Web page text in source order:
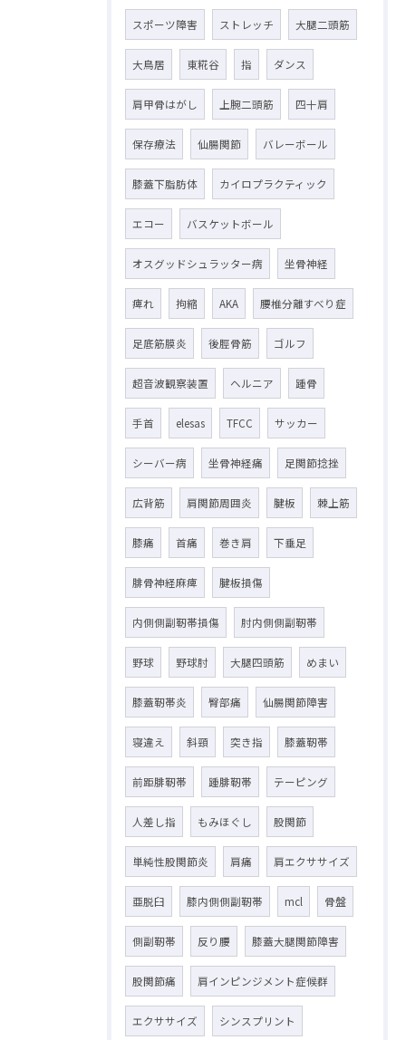
スポーツ障害 ストレッチ 大腿二頭筋
大鳥居 東糀谷 指 ダンス
肩甲骨はがし 上腕二頭筋 四十肩
保存療法 仙腸関節 バレーボール
膝蓋下脂肪体 カイロプラクティック
エコー バスケットボール
オスグッドシュラッター病 坐骨神経
痺れ 拘縮 AKA 腰椎分離すべり症
足底筋膜炎 後脛骨筋 ゴルフ
超音波観察装置 ヘルニア 踵骨
手首 elesas TFCC サッカー
シーバー病 坐骨神経痛 足関節捻挫
広背筋 肩関節周囲炎 腱板 棘上筋
膝痛 首痛 巻き肩 下垂足
腓骨神経麻痺 腱板損傷
内側側副靭帯損傷 肘内側側副靭帯
野球 野球肘 大腿四頭筋 めまい
膝蓋靭帯炎 臀部痛 仙腸関節障害
寝違え 斜頸 突き指 膝蓋靭帯
前距腓靭帯 踵腓靭帯 テーピング
人差し指 もみほぐし 股関節
単純性股関節炎 肩痛 肩エクササイズ
亜脱臼 膝内側側副靭帯 mcl 骨盤
側副靭帯 反り腰 膝蓋大腿関節障害
股関節痛 肩インピンジメント症候群
エクササイズ シンスプリント